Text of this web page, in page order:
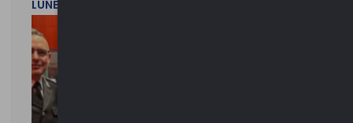
LUNEDì 1 DICEMBRE 2025